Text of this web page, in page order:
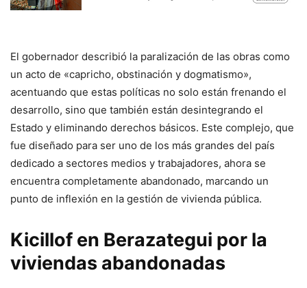
El gobernador describió la paralización de las obras como
un acto de «capricho, obstinación y dogmatismo»,
acentuando que estas políticas no solo están frenando el
desarrollo, sino que también están desintegrando el
Estado y eliminando derechos básicos. Este complejo, que
fue diseñado para ser uno de los más grandes del país
dedicado a sectores medios y trabajadores, ahora se
encuentra completamente abandonado, marcando un
punto de inflexión en la gestión de vivienda pública.
Kicillof en Berazategui por la
viviendas abandonadas